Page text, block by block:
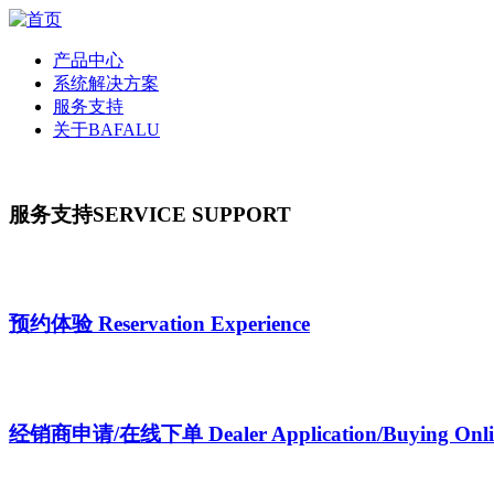
产品中心
系统解决方案
服务支持
关于BAFALU
服务支持SERVICE SUPPORT
预约体验Reservation Experience
经销商申请/在线下单 Dealer Application/Buying